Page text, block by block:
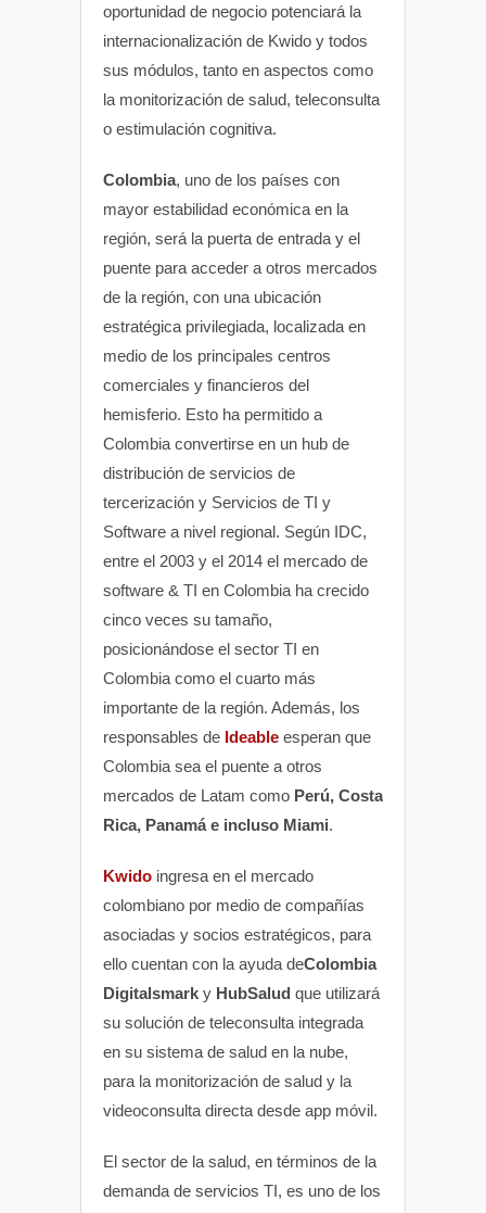
oportunidad de negocio potenciará la
internacionalización de Kwido y todos
sus módulos, tanto en aspectos como
la monitorización de salud, teleconsulta
o estimulación cognitiva.
Colombia, uno de los países con
mayor estabilidad económica en la
región, será la puerta de entrada y el
puente para acceder a otros mercados
de la región, con una ubicación
estratégica privilegiada, localizada en
medio de los principales centros
comerciales y financieros del
hemisferio. Esto ha permitido a
Colombia convertirse en un hub de
distribución de servicios de
tercerización y Servicios de TI y
Software a nivel regional. Según IDC,
entre el 2003 y el 2014 el mercado de
software & TI en Colombia ha crecido
cinco veces su tamaño,
posicionándose el sector TI en
Colombia como el cuarto más
importante de la región. Además, los
responsables de Ideable esperan que
Colombia sea el puente a otros
mercados de Latam como Perú, Costa
Rica, Panamá e incluso Miami.
Kwido ingresa en el mercado
colombiano por medio de compañías
asociadas y socios estratégicos, para
ello cuentan con la ayuda deColombia
Digitalsmark y HubSalud que utilizará
su solución de teleconsulta integrada
en su sistema de salud en la nube,
para la monitorización de salud y la
videoconsulta directa desde app móvil.
El sector de la salud, en términos de la
demanda de servicios TI, es uno de los